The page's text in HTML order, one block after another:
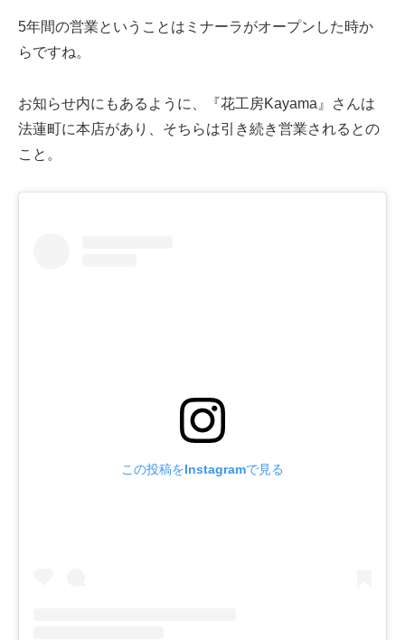
5年間の営業ということはミナーラがオープンした時か
らですね。
お知らせ内にもあるように、『花工房Kayama』さんは
法蓮町に本店があり、そちらは引き続き営業されるとの
こと。
この投稿をInstagramで見る